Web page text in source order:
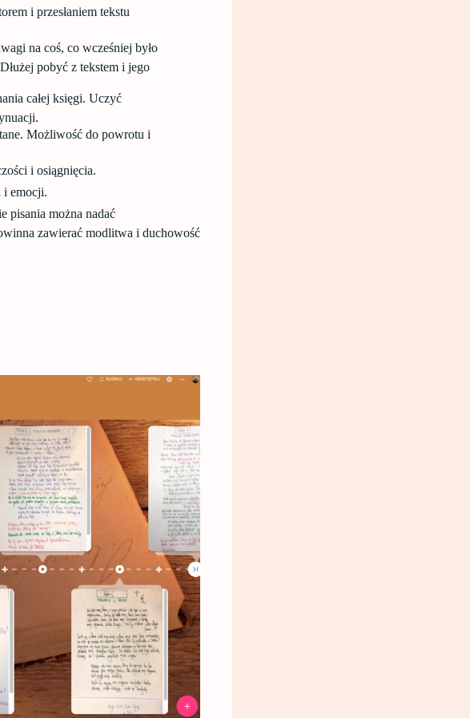
i przesłaniem tekstu
na coś, co wcześniej było
pobyć z tekstem i jego
całej księgi. Uczyć
Możliwość do powrotu i
i osiągnięcia.
i emocji.
pisania można nadać
zawierać modlitwa i duchowość